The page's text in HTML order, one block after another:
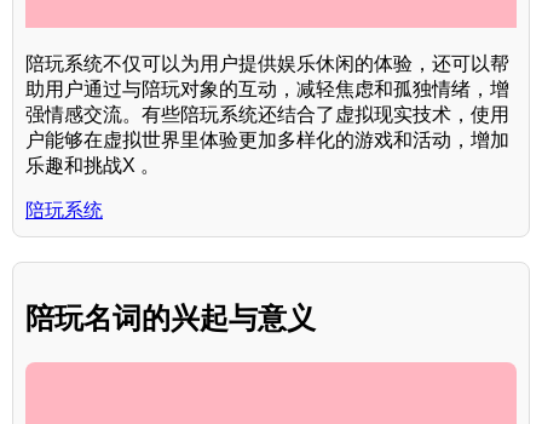
陪玩系统不仅可以为用户提供娱乐休闲的体验，还可以帮
助用户通过与陪玩对象的互动，减轻焦虑和孤独情绪，增
强情感交流。有些陪玩系统还结合了虚拟现实技术，使用
户能够在虚拟世界里体验更加多样化的游戏和活动，增加
乐趣和挑战X 。
陪玩系统
陪玩名词的兴起与意义